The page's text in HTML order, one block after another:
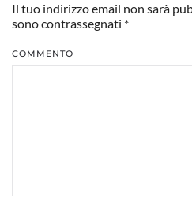
Il tuo indirizzo email non sarà
sono contrassegnati *
COMMENTO